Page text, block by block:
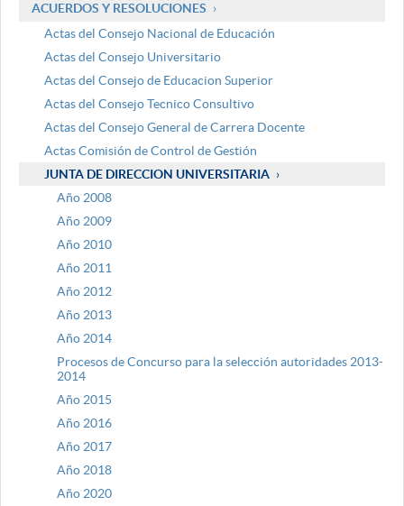
ACUERDOS Y RESOLUCIONES
Actas del Consejo Nacional de Educación
Actas del Consejo Universitario
Actas del Consejo de Educacion Superior
Actas del Consejo Tecnico Consultivo
Actas del Consejo General de Carrera Docente
Actas Comisión de Control de Gestión
JUNTA DE DIRECCION UNIVERSITARIA
Año 2008
Año 2009
Año 2010
Año 2011
Año 2012
Año 2013
Año 2014
Procesos de Concurso para la selección autoridades 2013-
2014
Año 2015
Año 2016
Año 2017
Año 2018
Año 2020